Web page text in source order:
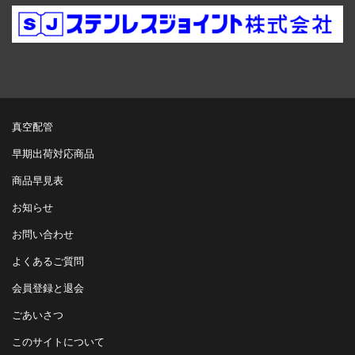
真空配管
早期出荷対応商品
商品早見表
お知らせ
お問い合わせ
よくあるご質問
会員登録と退会
ごあいさつ
このサイトについて